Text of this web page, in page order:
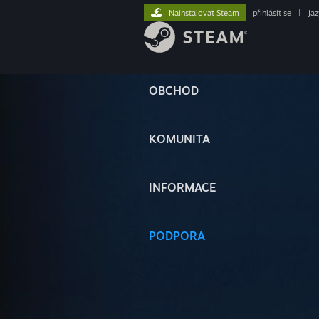
OBCHOD
KOMUNITA
INFORMACE
PODPORA
Nainstalovat Steam přihlásit se